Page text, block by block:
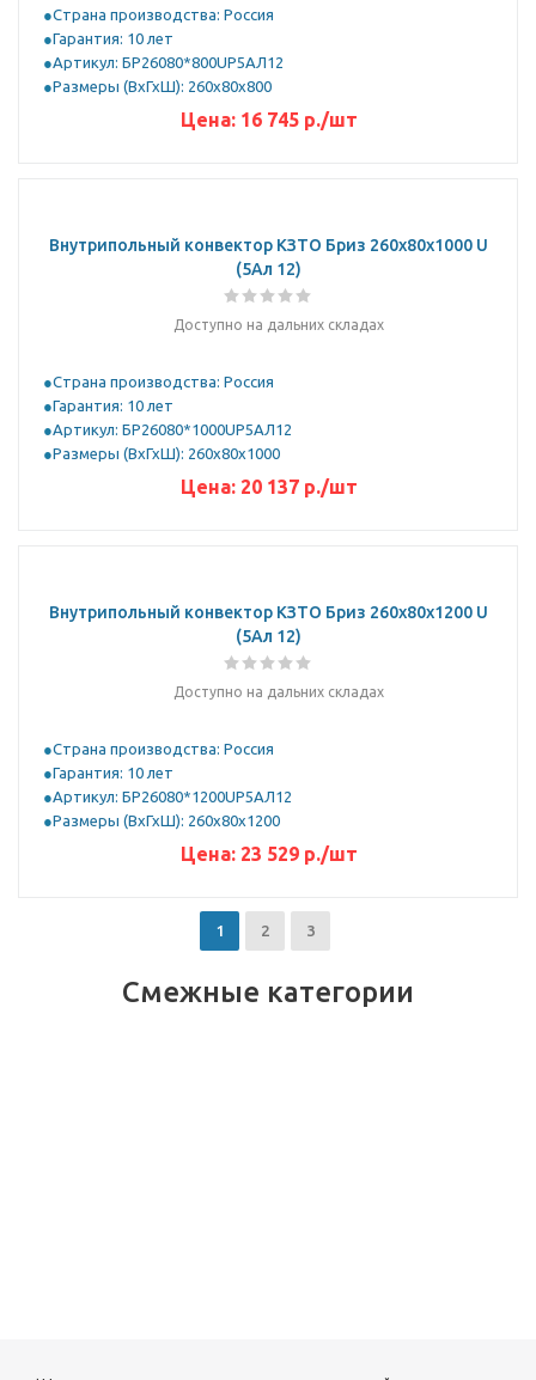
Страна производства: Россия
Гарантия: 10 лет
Артикул: БР26080*800UР5АЛ12
Размеры (ВхГхШ): 260х80х800
Цена: 16 745р./шт
Внутрипольный конвектор КЗТО Бриз 260х80х1000 U
(5Ал 12)
Доступно на дальних складах
Страна производства: Россия
Гарантия: 10 лет
Артикул: БР26080*1000UР5АЛ12
Размеры (ВхГхШ): 260х80х1000
Цена: 20 137р./шт
Внутрипольный конвектор КЗТО Бриз 260х80х1200 U
(5Ал 12)
Доступно на дальних складах
Страна производства: Россия
Гарантия: 10 лет
Артикул: БР26080*1200UР5АЛ12
Размеры (ВхГхШ): 260х80х1200
Цена: 23 529р./шт
1 2 3
Смежные категории